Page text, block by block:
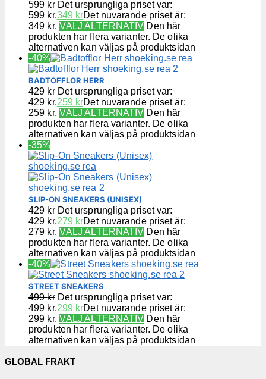
599kr Det ursprungliga priset var:
599 kr.349 krDet nuvarande priset är:
349 kr. VÄLJ ALTERNATIV Den här
produkten har flera varianter. De olika
alternativen kan väljas på produktsidan
-40%
BADTOFFLOR HERR
429kr Det ursprungliga priset var:
429 kr.259 krDet nuvarande priset är:
259 kr. VÄLJ ALTERNATIV Den här
produkten har flera varianter. De olika
alternativen kan väljas på produktsidan
-35%
SLIP-ON SNEAKERS (UNISEX)
429kr Det ursprungliga priset var:
429 kr.279 krDet nuvarande priset är:
279 kr. VÄLJ ALTERNATIV Den här
produkten har flera varianter. De olika
alternativen kan väljas på produktsidan
-40%
STREET SNEAKERS
499kr Det ursprungliga priset var:
499 kr.299 krDet nuvarande priset är:
299 kr. VÄLJ ALTERNATIV Den här
produkten har flera varianter. De olika
alternativen kan väljas på produktsidan
GLOBAL FRAKT